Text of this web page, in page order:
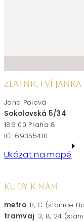
ZLATNICTVÍ JANKA
Jana Polová
Sokolovská 5/34
186 00 Praha 8
IČ: 69355410
Ukázat na mapě
KUDY K NÁM
metro: B, C (stanice
tramvaj: 3, 8, 24